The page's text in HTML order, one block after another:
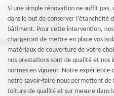
Si une simple rénovation ne suffit
dans le but de conserver l’étanchéité
bâtiment. Pour cette intervention,
chargeront de mettre en place vos
matériaux de couverture de votre
nos prestations sont de qualité et nos
normes en vigueur. Notre expérience
notre savoir-faire nous permettent de
toiture de qualité et sur mesure dans